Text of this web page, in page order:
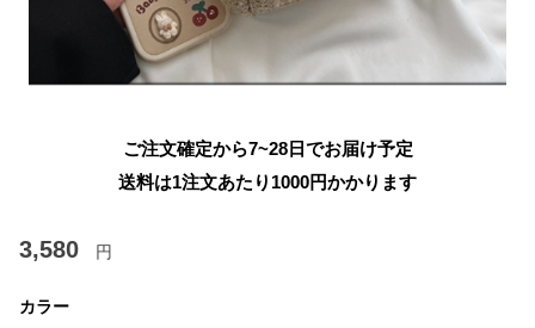
ご注文確定から7~28日でお届け予定
送料は1注文あたり 1000円かかります
3,580 円
カラー